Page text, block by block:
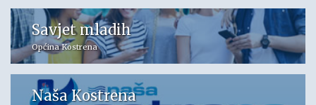
Savjet mladih
Općina Kostrena
Naša Kostrena